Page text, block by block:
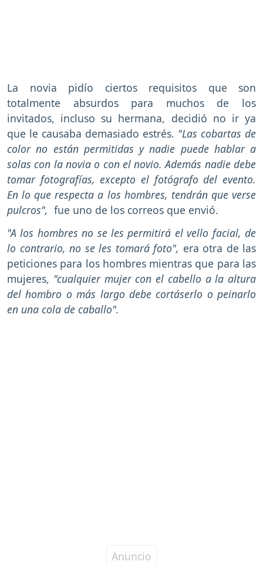
La novia pidío ciertos requisitos que son
totalmente absurdos para muchos de los
invitados, incluso su hermana, decidió no ir ya
que le causaba demasiado estrés. "Las cobartas de
color no están permitidas y nadie puede hablar a
solas con la novia o con el novio. Además nadie debe
tomar fotografías, excepto el fotógrafo del evento.
En lo que respecta a los hombres, tendrán que verse
pulcros", fue uno de los correos que envió.
"A los hombres no se les permitirá el vello facial, de
lo contrario, no se les tomará foto", era otra de las
peticiones para los hombres mientras que para las
mujeres, "cualquier mujer con el cabello a la altura
del hombro o más largo debe cortáserlo o peinarlo
en una cola de caballo".